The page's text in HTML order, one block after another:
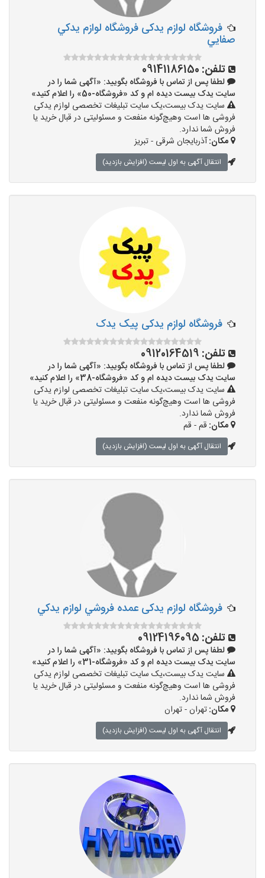
فروشگاه لوازم یدکی فروشگاه لوازم يدکي
صفايي
تلفن:09141186150
لطفا پس از تماس با فروشگاه بگویید: «آگهی شما را در
سایت یدک بیست دیده ام و کد «فروشگاه-50» را اعلام کنید»
سایت یدک بیست،یک سایت تبلیغات تخصصی لوازم یدکی
فروشی ها است وهیچ‌گونه منفعت و مسئولیتی در قبال خرید یا
فروش شما ندارد.
مکان:آذربایجان شرقی - تبریز
انتقال آگهی به اول لیست (افزایش بازدید)
فروشگاه لوازم یدکی پيک يدک
تلفن:09120164519
لطفا پس از تماس با فروشگاه بگویید: «آگهی شما را در
سایت یدک بیست دیده ام و کد «فروشگاه-38» را اعلام کنید»
سایت یدک بیست،یک سایت تبلیغات تخصصی لوازم یدکی
فروشی ها است وهیچ‌گونه منفعت و مسئولیتی در قبال خرید یا
فروش شما ندارد.
مکان:قم - قم
انتقال آگهی به اول لیست (افزایش بازدید)
فروشگاه لوازم یدکی عمده فروشي لوازم يدکي
تلفن:09124196095
لطفا پس از تماس با فروشگاه بگویید: «آگهی شما را در
سایت یدک بیست دیده ام و کد «فروشگاه-31» را اعلام کنید»
سایت یدک بیست،یک سایت تبلیغات تخصصی لوازم یدکی
فروشی ها است وهیچ‌گونه منفعت و مسئولیتی در قبال خرید یا
فروش شما ندارد.
مکان:تهران - تهران
انتقال آگهی به اول لیست (افزایش بازدید)